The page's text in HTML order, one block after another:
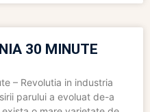
30 MINUTE
– Revolutia in industria
parului a evoluat de-a